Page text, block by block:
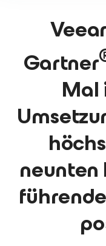
Gartner
Mal
neunten